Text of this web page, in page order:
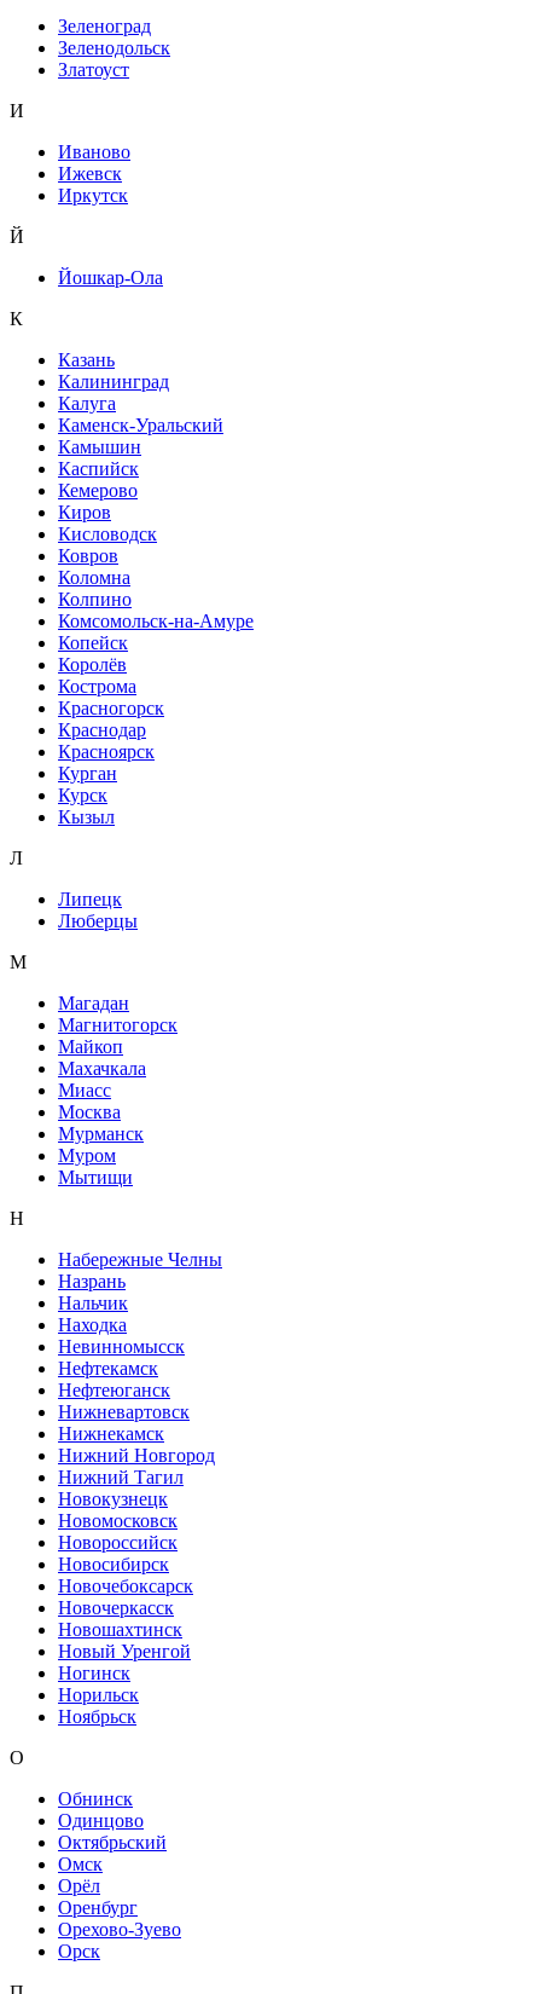
Зеленоград
Зеленодольск
Златоуст
И
Иваново
Ижевск
Иркутск
Й
Йошкар-Ола
К
Казань
Калининград
Калуга
Каменск-Уральский
Камышин
Каспийск
Кемерово
Киров
Кисловодск
Ковров
Коломна
Колпино
Комсомольск-на-Амуре
Копейск
Королёв
Кострома
Красногорск
Краснодар
Красноярск
Курган
Курск
Кызыл
Л
Липецк
Люберцы
М
Магадан
Магнитогорск
Майкоп
Махачкала
Миасс
Москва
Мурманск
Муром
Мытищи
Н
Набережные Челны
Назрань
Нальчик
Находка
Невинномысск
Нефтекамск
Нефтеюганск
Нижневартовск
Нижнекамск
Нижний Новгород
Нижний Тагил
Новокузнецк
Новомосковск
Новороссийск
Новосибирск
Новочебоксарск
Новочеркасск
Новошахтинск
Новый Уренгой
Ногинск
Норильск
Ноябрьск
О
Обнинск
Одинцово
Октябрьский
Омск
Орёл
Оренбург
Орехово-Зуево
Орск